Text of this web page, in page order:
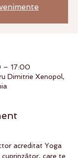
– 17:00
Dimitrie Xenopol,
acreditat Yoga
care te